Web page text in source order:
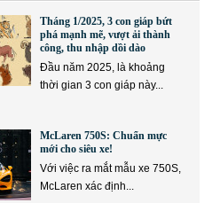
Tháng 1/2025, 3 con giáp bứt
phá mạnh mẽ, vượt ải thành
công, thu nhập dồi dào
Đầu năm 2025, là khoảng
thời gian 3 con giáp này...
McLaren 750S: Chuẩn mực
mới cho siêu xe!
Với việc ra mắt mẫu xe 750S,
McLaren xác định...